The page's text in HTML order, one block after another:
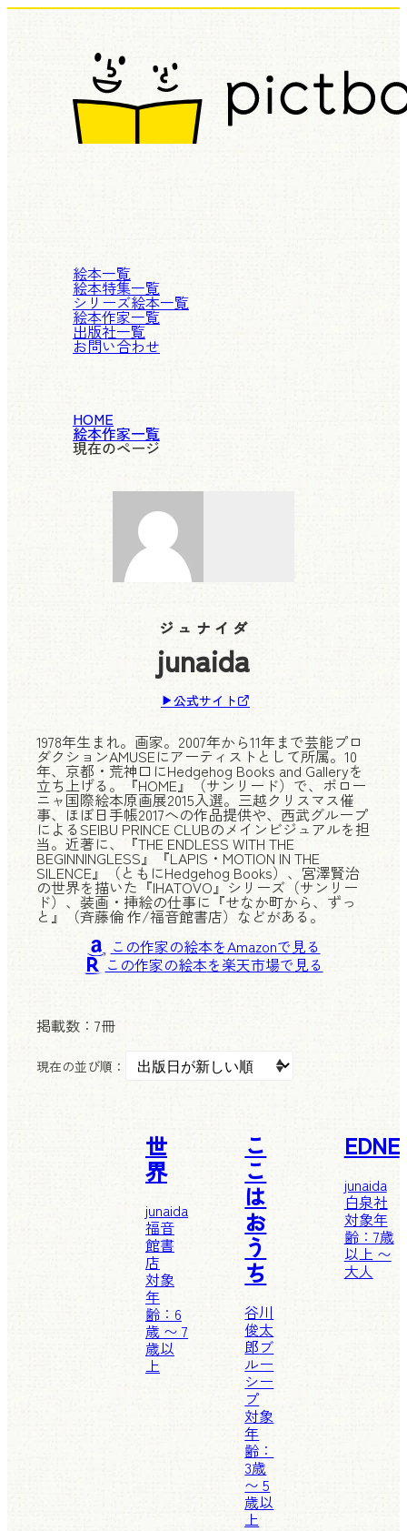
絵本一覧
絵本特集一覧
シリーズ絵本一覧
絵本作家一覧
出版社一覧
お問い合わせ
HOME
絵本作家一覧
現在のページ
junaida
ジュナイダ
公式サイト
1978年生まれ。画家。2007年から11年まで芸能プロ
ダクションAMUSEにアーティストとして所属。10
年、京都・荒神口にHedgehog Books and Galleryを
立ち上げる。『HOME』（サンリード）で、ボロー
ニャ国際絵本原画展2015入選。三越クリスマス催
事、ほぼ日手帳2017への作品提供や、西武グループ
によるSEIBU PRINCE CLUBのメインビジュアルを担
当。近著に、『THE ENDLESS WITH THE
BEGINNINGLESS』『LAPIS・MOTION IN THE
SILENCE』（ともにHedgehog Books）、宮澤賢治
の世界を描いた『IHATOVO』シリーズ（サンリー
ド）、装画・挿絵の仕事に『せなか町から、ずっ
と』（斉藤倫 作/福音館書店）などがある。
この作家の絵本
この作家の絵本
掲載数： 7冊
現在の並び順：
世
界
junaida
福音
館書
店
対象
年
齢：6
歳 〜 7
歳以
上
こ
こ
は
お
う
ち
谷川
俊太
郎ブ
ルー
シー
プ
対象
年
齢：
3歳
〜 5
歳以
上
EDNE
junaida
白泉社
対象年
齢：7歳
以上 〜
大人